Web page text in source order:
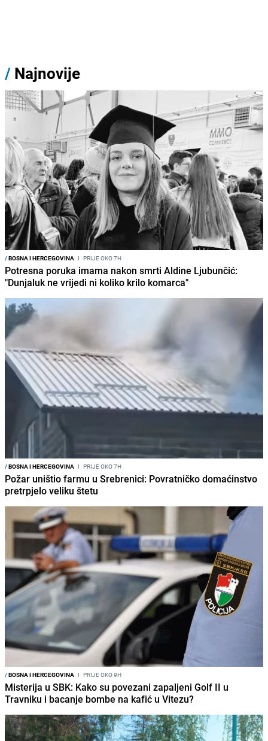
/ Najnovije
/BOSNA I HERCEGOVINA I PRIJE OKO 7H
Potresna poruka imama nakon smrti Aldine Ljubunčić:
"Dunjaluk ne vrijedi ni koliko krilo komarca"
/BOSNA I HERCEGOVINA I PRIJE OKO 7H
Požar uništio farmu u Srebrenici: Povratničko domaćinstvo
pretrpjelo veliku štetu
/BOSNA I HERCEGOVINA I PRIJE OKO 9H
Misterija u SBK: Kako su povezani zapaljeni Golf II u
Travniku i bacanje bombe na kafić u Vitezu?